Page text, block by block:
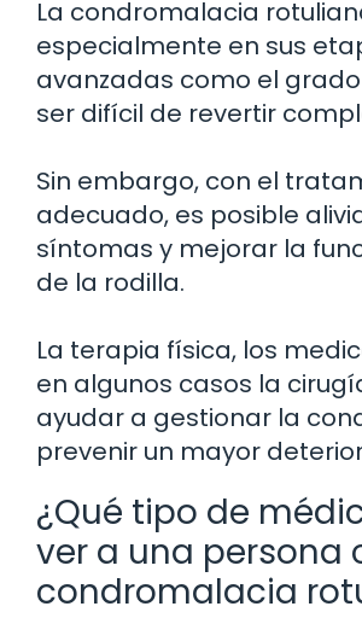
La condromalacia
especialmente en sus
avanzadas como el
ser difícil de revertir
Sin embargo, con el
adecuado, es posible
síntomas y mejorar la
de la rodilla.
La terapia física, los
en algunos casos la
ayudar a gestionar la
prevenir un mayor
¿Qué tipo de
ver a una persona
condromalacia